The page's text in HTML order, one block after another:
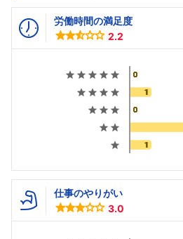
労働時間の満足度
2.2
仕事のやりがい
3.0